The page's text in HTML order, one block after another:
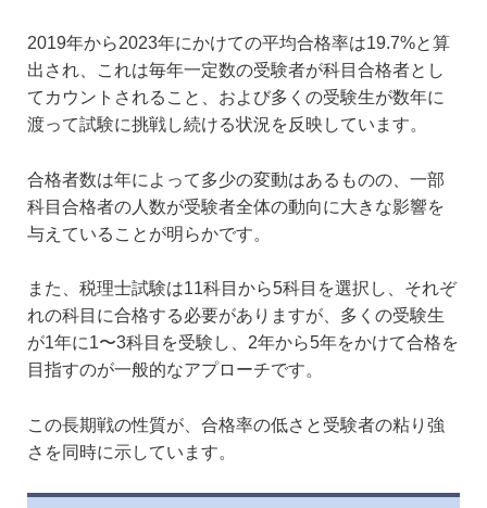
2019年から2023年にかけての平均合格率は19.7%と算
出され、これは毎年一定数の受験者が科目合格者とし
てカウントされること、および多くの受験生が数年に
渡って試験に挑戦し続ける状況を反映しています。
合格者数は年によって多少の変動はあるものの、一部
科目合格者の人数が受験者全体の動向に大きな影響を
与えていることが明らかです。
また、税理士試験は11科目から5科目を選択し、それぞ
れの科目に合格する必要がありますが、多くの受験生
が1年に1〜3科目を受験し、2年から5年をかけて合格を
目指すのが一般的なアプローチです。
この長期戦の性質が、合格率の低さと受験者の粘り強
さを同時に示しています。